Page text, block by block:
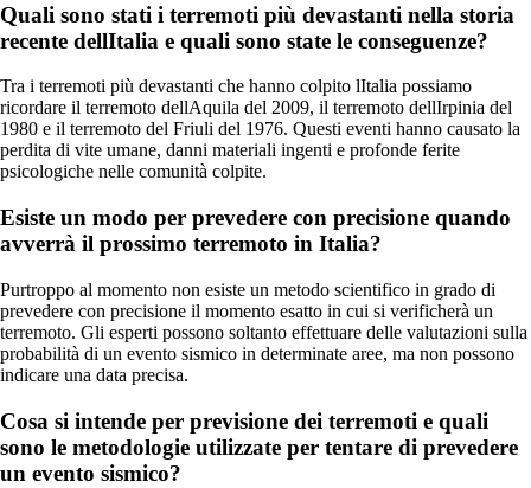
Quali sono stati i terremoti più devastanti nella storia
recente dellItalia e quali sono state le conseguenze?
Tra i terremoti più devastanti che hanno colpito lItalia possiamo
ricordare il terremoto dellAquila del 2009, il terremoto dellIrpinia del
1980 e il terremoto del Friuli del 1976. Questi eventi hanno causato la
perdita di vite umane, danni materiali ingenti e profonde ferite
psicologiche nelle comunità colpite.
Esiste un modo per prevedere con precisione quando
avverrà il prossimo terremoto in Italia?
Purtroppo al momento non esiste un metodo scientifico in grado di
prevedere con precisione il momento esatto in cui si verificherà un
terremoto. Gli esperti possono soltanto effettuare delle valutazioni sulla
probabilità di un evento sismico in determinate aree, ma non possono
indicare una data precisa.
Cosa si intende per previsione dei terremoti e quali
sono le metodologie utilizzate per tentare di prevedere
un evento sismico?